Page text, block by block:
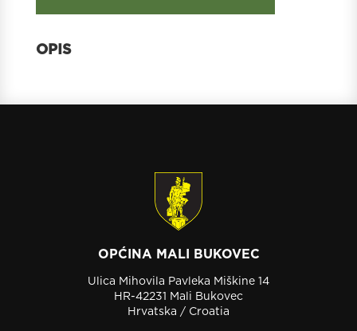
OPĆINA MALI BUKOVEC
Ulica Mihovila Pavleka Miškine 14
HR-42231 Mali Bukovec
Hrvatska / Croatia